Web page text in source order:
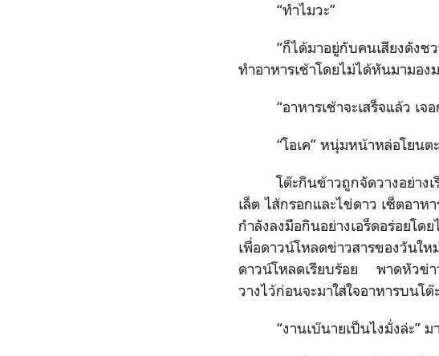
“ทำไมวะ”
“ก็ได้มาอยู่กับคนเสียงดังช
ทำอาหารเช้าโดยไม่ได้หันมามอ
“อาหารเช้าจะเสร็จแล้ว เจ
“โอเค” หนุ่มหน้าหล่อโยน
โต๊ะกินข้าวถูกจัดวางอย่า
เล็ต ไส้กรอกและไข่ดาว เซ็ตอา
กำลังลงมือกินอย่างเอร็ดอร่อยโ
เพื่อดาวน์โหลดข่าวสารของวันใ
ดาวน์โหลดเรียบร้อย พาดหัวข่า
วางไว้ก่อนจะมาใส่ใจอาหารบนโ
“งานเบ๊นายเป็นไงมั่งล่ะ”